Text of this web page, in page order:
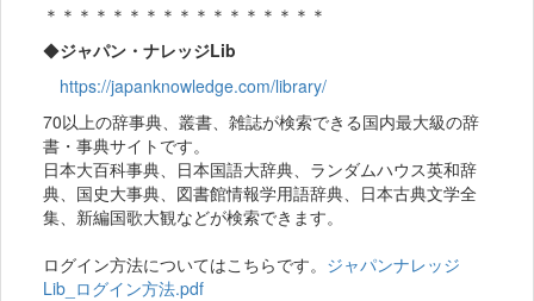
＊＊＊＊＊＊＊＊＊＊＊＊＊＊＊＊＊
◆ジャパン・ナレッジLib
https://japanknowledge.com/library/
70以上の辞事典、叢書、雑誌が検索できる国内最大級の辞
書・事典サイトです。
日本大百科事典、日本国語大辞典、ランダムハウス英和辞
典、国史大事典、図書館情報学用語辞典、日本古典文学全
集、新編国歌大観などが検索できます。
ログイン方法についてはこちらです。 ジャパンナレッジ
Lib_ログイン方法.pdf